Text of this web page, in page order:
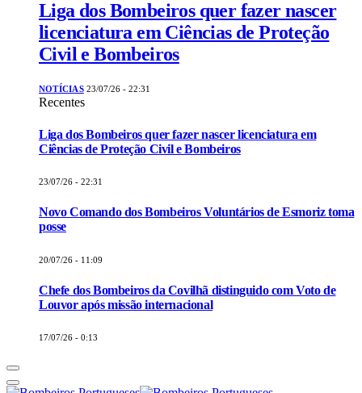
Liga dos Bombeiros quer fazer nascer
licenciatura em Ciências de Proteção
Civil e Bombeiros
NOTÍCIAS 23/07/26 - 22:31
Recentes
Liga dos Bombeiros quer fazer nascer licenciatura em
Ciências de Proteção Civil e Bombeiros
23/07/26 - 22:31
Novo Comando dos Bombeiros Voluntários de Esmoriz toma
posse
20/07/26 - 11:09
Chefe dos Bombeiros da Covilhã distinguido com Voto de
Louvor após missão internacional
17/07/26 - 0:13